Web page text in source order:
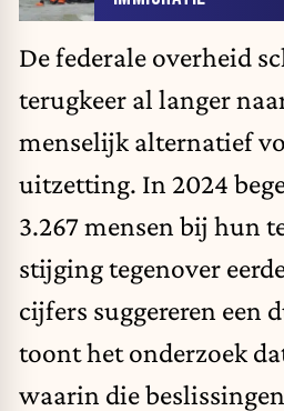
De federale overheid
terugkeer al langer
menselijk alternatief
uitzetting. In 2024
3.267 mensen bij hun
stijging tegenover
cijfers suggereren een
toont het onderzoek
waarin die